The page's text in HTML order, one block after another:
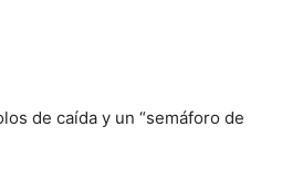
de caída y un “semáforo de